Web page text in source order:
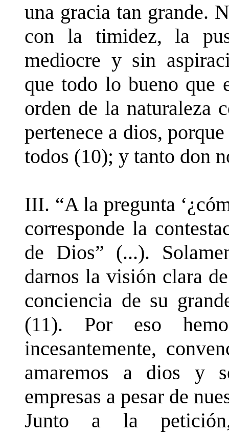
una gracia tan grande.
con la timidez, la
mediocre y sin
que todo lo bueno que
orden de la naturaleza
pertenece a dios,
todos (10); y tanto don
III. “A la pregunta
corresponde la
de Dios” (...).
darnos la visión clara
conciencia de su
(11). Por eso
incesantemente,
amaremos a dios y
empresas a pesar de
Junto a la